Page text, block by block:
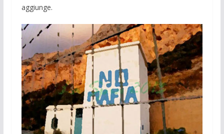
aggiunge.